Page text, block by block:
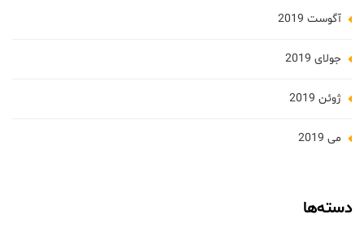
آگوست 2019
جولای 2019
ژوئن 2019
می 2019
دسته‌ها